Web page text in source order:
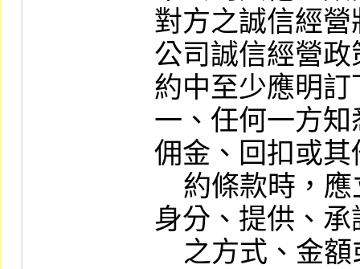
對方之誠信經
公司誠信經營
約中至少應明
一、任何一方
佣金、回扣或
身分、提供、